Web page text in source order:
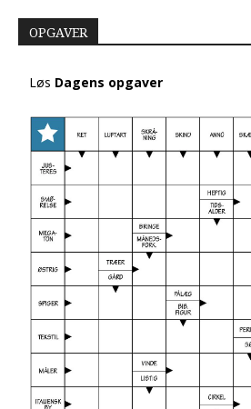
OPGAVER
Løs Dagens opgaver